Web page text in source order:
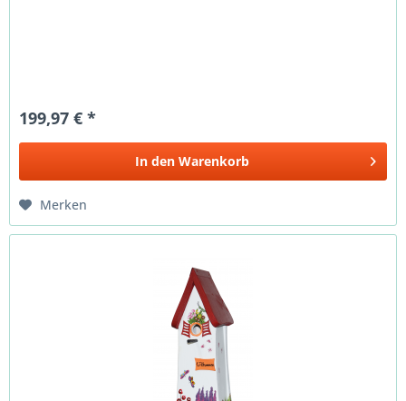
199,97 € *
In den Warenkorb
Merken